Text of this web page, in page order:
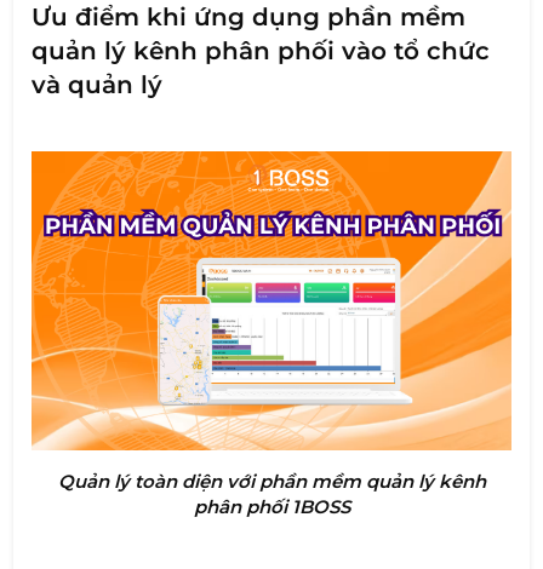
Ưu điểm khi ứng dụng phần mềm
quản lý kênh phân phối vào tổ chức
và quản lý
Quản lý toàn diện với phần mềm quản lý kênh
phân phối 1BOSS